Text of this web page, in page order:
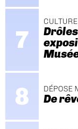
DÉPOSE
De